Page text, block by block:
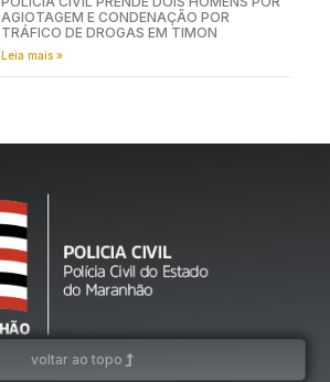
AGIOTAGEM E CONDENAÇÃO POR
TRÁFICO DE DROGAS EM TIMON
Leia mais »
voltar ao topo